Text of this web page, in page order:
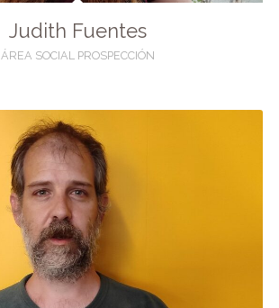
Judith Fuentes
ÁREA SOCIAL PROSPECCIÓN